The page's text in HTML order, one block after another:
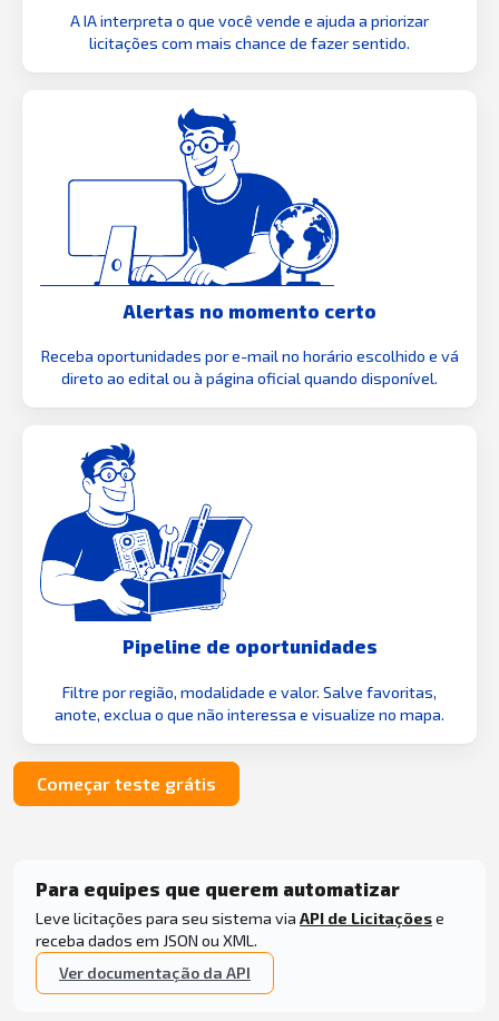
A IA interpreta o que você vende e ajuda a priorizar
licitações com mais chance de fazer sentido.
Alertas no momento certo
Receba oportunidades por e-mail no horário escolhido e vá
direto ao edital ou à página oficial quando disponível.
Pipeline de oportunidades
Filtre por região, modalidade e valor. Salve favoritas,
anote, exclua o que não interessa e visualize no mapa.
Começar teste grátis
Para equipes que querem automatizar
Leve licitações para seu sistema via API de Licitaçõese
receba dados em JSON ou XML.
Ver documentação da API